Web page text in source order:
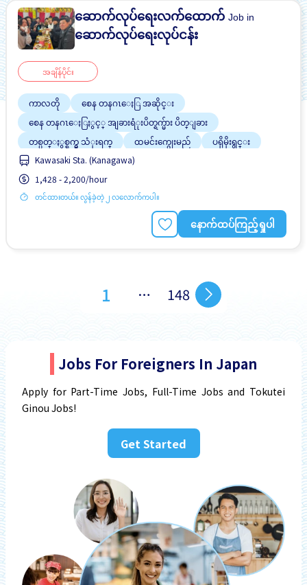
ဆောက်လုပ်ရေးလက်ထောက်Job in
ဆောက်လုပ်ရေးလုပ်ငန်း
အချိန်ပိုင်း
ကာလတို
စေန တနဂၤေႏြ အဆိုင္း
စေန တနဂၤေႏြႏွင့္ အျခားရံုးပိတ္ရက္မ်ား ပိတ္ျခား
တစ္ပတ္ႏွစ္ရက္မွ သံုးရက္
ထမင်းကျွေးမည်
ပရိုမိုးရွင္း
ပြန်လည်နေရာချထားမှုကိုထောက်ပံ့ပါ
ဝင်ငွေအများအပြားရရန် အလားအလာရှိသည်
Kawasaki Sta. (Kanagawa)
1,428 - 2,200/hour
တင်ထားတယ်။ လွန်ခဲ့တဲ့ ၂ လလောက်ကပါ။
နောက်ထပ်ကြည့်ရှုပါ
1 … 148
Jobs For Foreigners In Japan
Apply for Part-Time Jobs, Full-Time Jobs and Tokutei
Ginou Jobs!
Get Started